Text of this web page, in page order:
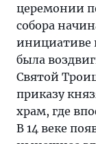
церемонии
собора
инициативе
была
Святой
приказу
храм, где
В 14 веке